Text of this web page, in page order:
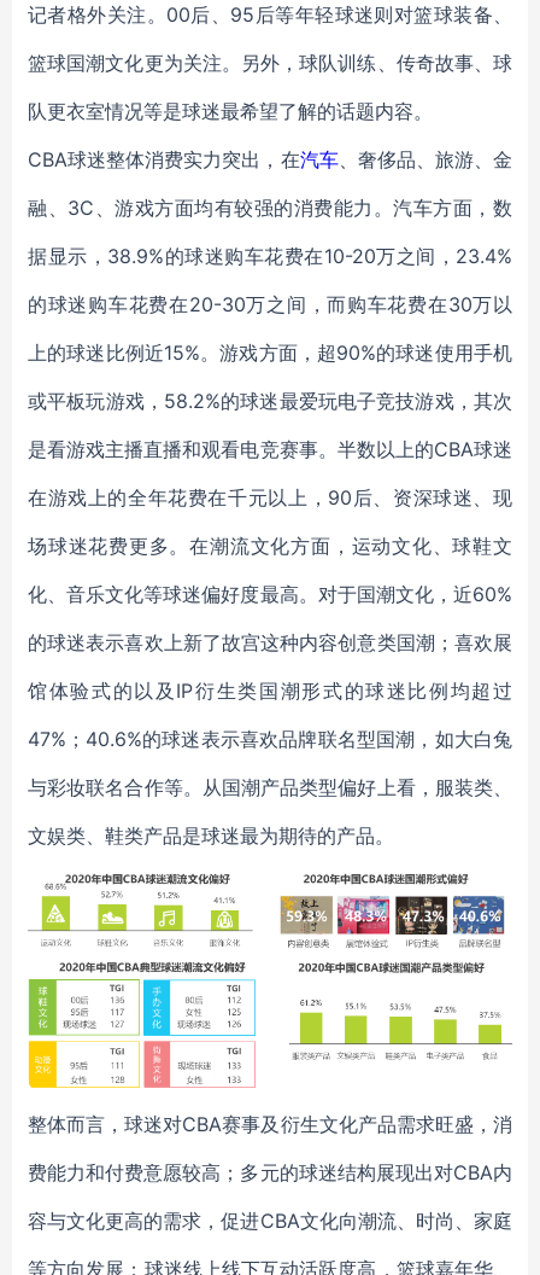
记者格外关注。00后、95后等年轻球迷则对篮球装备、
篮球国潮文化更为关注。另外，球队训练、传奇故事、球
队更衣室情况等是球迷最希望了解的话题内容。
CBA球迷整体消费实力突出，在汽车、奢侈品、旅游、金
融、3C、游戏方面均有较强的消费能力。汽车方面，数
据显示，38.9%的球迷购车花费在10-20万之间，23.4%
的球迷购车花费在20-30万之间，而购车花费在30万以
上的球迷比例近15%。游戏方面，超90%的球迷使用手机
或平板玩游戏，58.2%的球迷最爱玩电子竞技游戏，其次
是看游戏主播直播和观看电竞赛事。半数以上的CBA球迷
在游戏上的全年花费在千元以上，90后、资深球迷、现
场球迷花费更多。在潮流文化方面，运动文化、球鞋文
化、音乐文化等球迷偏好度最高。对于国潮文化，近60%
的球迷表示喜欢上新了故宫这种内容创意类国潮；喜欢展
馆体验式的以及IP衍生类国潮形式的球迷比例均超过
47%；40.6%的球迷表示喜欢品牌联名型国潮，如大白兔
与彩妆联名合作等。从国潮产品类型偏好上看，服装类、
文娱类、鞋类产品是球迷最为期待的产品。
整体而言，球迷对CBA赛事及衍生文化产品需求旺盛，消
费能力和付费意愿较高；多元的球迷结构展现出对CBA内
容与文化更高的需求，促进CBA文化向潮流、时尚、家庭
等方向发展；球迷线上线下互动活跃度高，篮球嘉年华、